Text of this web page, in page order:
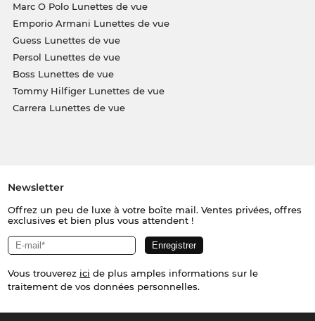
Marc O Polo Lunettes de vue
Emporio Armani Lunettes de vue
Guess Lunettes de vue
Persol Lunettes de vue
Boss Lunettes de vue
Tommy Hilfiger Lunettes de vue
Carrera Lunettes de vue
Newsletter
Offrez un peu de luxe à votre boîte mail. Ventes privées, offres
exclusives et bien plus vous attendent !
Vous trouverez ici de plus amples informations sur le
traitement de vos données personnelles.